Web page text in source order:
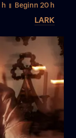
h Beginn 20 h
LARK